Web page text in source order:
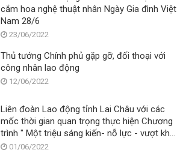
cắm hoa nghệ thuật nhân Ngày Gia đình Việt
Nam 28/6
23/06/2022
Thủ tướng Chính phủ gặp gỡ, đối thoại với
công nhân lao động
12/06/2022
Liên đoàn Lao động tỉnh Lai Châu với các
mốc thời gian quan trọng thực hiện Chương
trình " Một triệu sáng kiến- nỗ lực - vượt khó
- sáng tạo, quyết tâm chiến thắng đại dịch
01/06/2022